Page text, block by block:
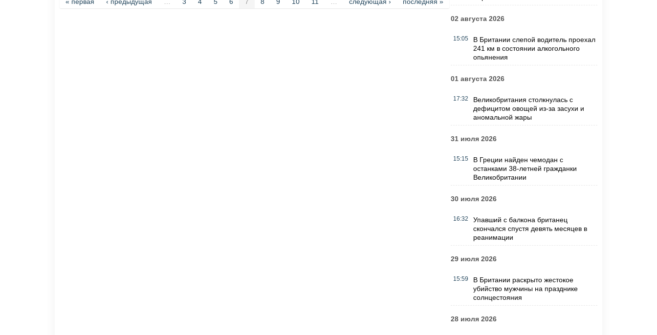
02 августа 2026
15:05
В Британии слепой водитель проехал
241 км в состоянии алкогольного
опьянения
01 августа 2026
17:32
Великобритания столкнулась с
дефицитом овощей из-за засухи и
аномальной жары
31 июля 2026
15:15
В Греции найден чемодан с
останками 38-летней гражданки
Великобритании
30 июля 2026
16:32
Упавший с балкона британец
скончался спустя девять месяцев в
реанимации
29 июля 2026
15:59
В Британии раскрыто жестокое
убийство мужчины на празднике
солнцестояния
28 июля 2026